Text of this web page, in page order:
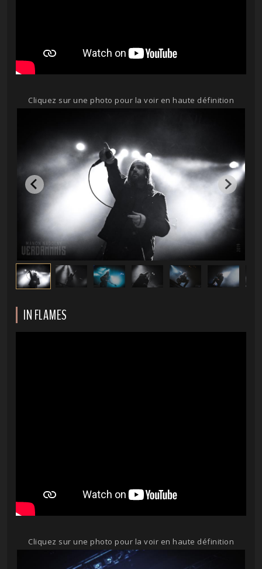
Cliquez sur une photo pour la voir en haute définition
IN FLAMES
Cliquez sur une photo pour la voir en haute définition